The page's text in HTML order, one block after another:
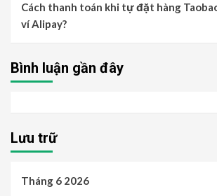
Cách thanh toán khi tự đặt hàng
ví Alipay?
Bình luận gần đây
Lưu trữ
Tháng 6 2026